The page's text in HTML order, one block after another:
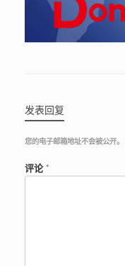
发表回复
您的电子邮箱地址不会被公开。
评论*